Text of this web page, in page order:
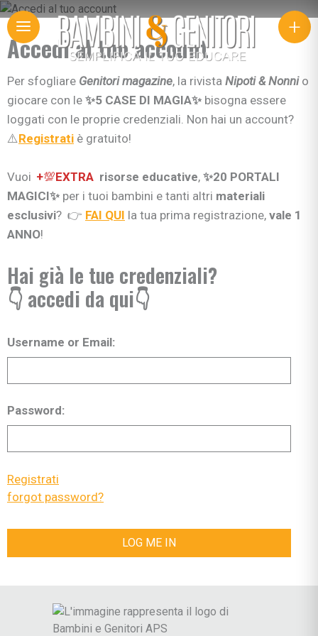
+
Accedi al tuo account
Per sfogliare Genitori magazine, la rivista Nipoti & Nonni o
giocare con le ✨5 CASE DI MAGIA✨ bisogna essere
loggati con le proprie credenziali. Non hai un account?
⚠️Registrati è gratuito!
Vuoi +💯EXTRA risorse educative, ✨20 PORTALI
MAGICI✨ per i tuoi bambini e tanti altri materiali
esclusivi? 👉 FAI QUI la tua prima registrazione, vale 1
ANNO!
Hai già le tue credenziali?
👇 accedi da qui👇
Username or Email:
Password:
Registrati
forgot password?